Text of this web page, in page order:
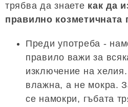
трябва да знаете как да
правилно козметичната
Преди употреба -
правило важи за
изключение на
влажна, а не мокра.
се намокри, гъбата